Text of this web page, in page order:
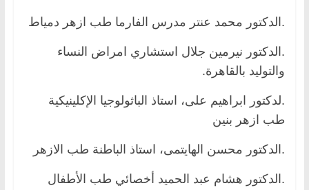
.الدكتور محمد عنتر مدرس الفارما طب ازهر دمياط
.الدكتور نيرمين جلال استشاري امراض النساء
والتوليد بالقاهرة.
.لدكتور ابراهيم على، استاذ الباثولوجيا الإكلينيكية
طب ازهر بنين
.الدكتور محسن الهايتمى، استاذ الباطنة طب الازهر
.الدكتور هشام عبد الحميد أخصائي طب الأطفال